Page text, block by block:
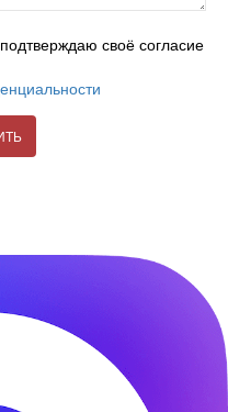
своё согласие